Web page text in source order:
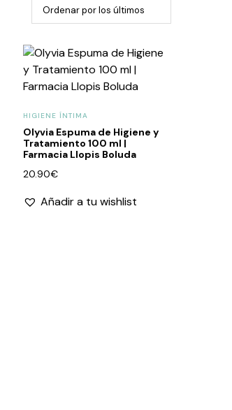
HIGIENE ÍNTIMA
Olyvia Espuma de Higiene y
Tratamiento 100 ml |
Farmacia Llopis Boluda
20.90€
Añadir a tu wishlist